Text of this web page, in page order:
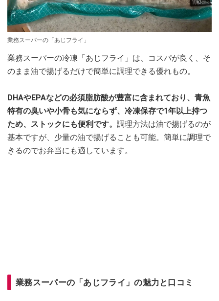
業務スーパーの「あじフライ」
業務スーパーの冷凍「あじフライ」は、コスパが良く、そ
のまま油で揚げるだけで簡単に調理できる優れもの。
DHAやEPAなどの必須脂肪酸が豊富に含まれており、青魚
特有の臭いや小骨も気にならず、冷凍保存で1年以上持つ
ため、ストックにも便利です。 調理方法は油で揚げるのが
基本ですが、少量の油で揚げることも可能。簡単に調理で
きるのでお弁当にも適しています。
業務スーパーの「あじフライ」の魅力と口コミ